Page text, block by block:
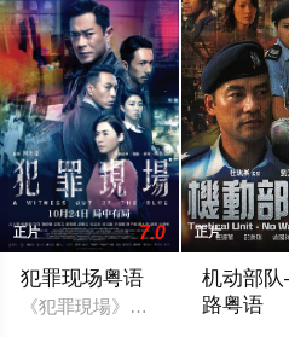
正片 7.0
犯罪现场粤语
《犯罪現場》以通缉犯徐糠伏
正片
机动部
路粤语